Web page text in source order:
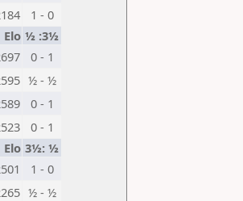
1 - 0
Elo ½ :3½
0 - 1
½ - ½
0 - 1
0 - 1
Elo 3½: ½
1 - 0
½ - ½